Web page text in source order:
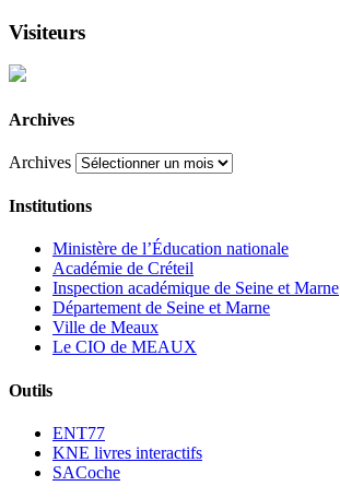
Visiteurs
Archives
Archives
Institutions
Ministère de l’Éducation nationale
Académie de Créteil
Inspection académique de Seine et Marne
Département de Seine et Marne
Ville de Meaux
Le CIO de MEAUX
Outils
ENT77
KNE livres interactifs
SACoche